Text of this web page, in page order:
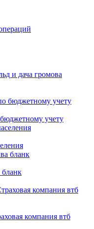
и дача громова
учету
бланк
компания втб